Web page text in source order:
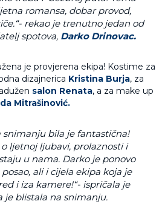
romansa, dobar provod,
rekao je trenutno jedan od
spotova, Darko Drinovac.
je provjerena ekipa! Kostime za
dizajnerica Kristina Burja, za
salon Renata, a za make up
Mitrašinović.
snimanju bila je fantastična!
ljetnoj ljubavi, prolaznosti i
u nama. Darko je ponovo
ali i cijela ekipa koja je
i iza kamere!“- ispričala je
je blistala na snimanju.